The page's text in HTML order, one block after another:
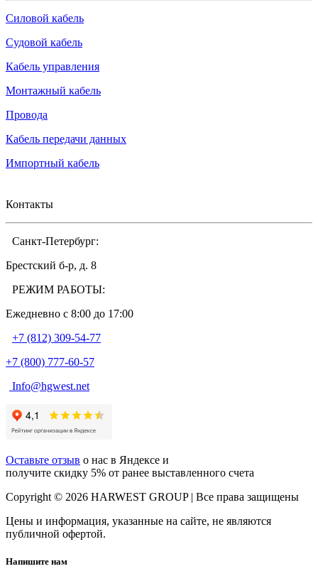
Силовой кабель
Судовой кабель
Кабель управления
Монтажный кабель
Провода
Кабель передачи данных
Импортный кабель
Контакты
Санкт-Петербург:
Брестский б-р, д. 8
РЕЖИМ РАБОТЫ:
Ежедневно c 8:00 до 17:00
+7 (812) 309-54-77
+7 (800) 777-60-57
Info@hgwest.net
Оставьте отзыв о нас в Яндексе и
получите скидку 5% от ранее выставленного счета
Copyright © 2026 HARWEST GROUP | Все права защищены
Цены и информация, указанные на сайте, не являются
публичной офертой.
Напишите нам